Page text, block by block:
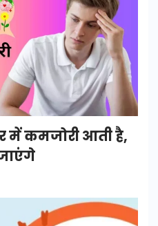
में कमजोरी आती है,